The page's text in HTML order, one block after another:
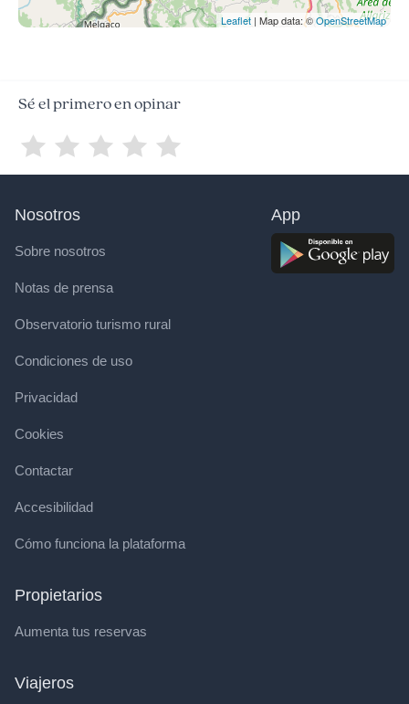
Leaflet | Map data: ©OpenStreetMap
Sé el primero en opinar
Nosotros
Sobre nosotros
Notas de prensa
Observatorio turismo rural
Condiciones de uso
Privacidad
Cookies
Contactar
Accesibilidad
Cómo funciona la plataforma
Propietarios
Aumenta tus reservas
Viajeros
App